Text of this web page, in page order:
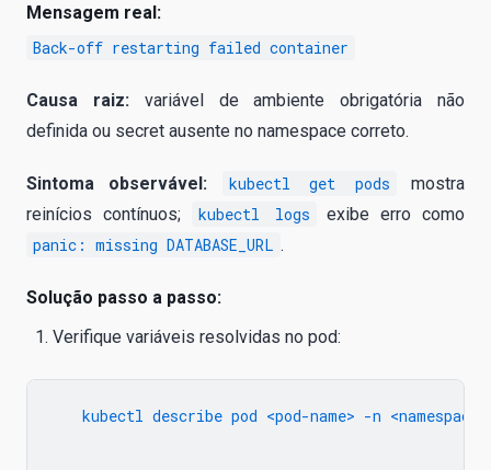
Mensagem real:
Back-off restarting failed container
Causa raiz:variável de ambiente obrigatória não
definida ou secret ausente no namespace correto.
Sintoma observável: kubectl get pods
mostra
reinícios contínuos;
kubectl logs
exibe erro como
panic: missing DATABASE_URL .
Solução passo a passo:
Verifique variáveis resolvidas no pod:
   kubectl describe pod <pod-name> -n <namespace>